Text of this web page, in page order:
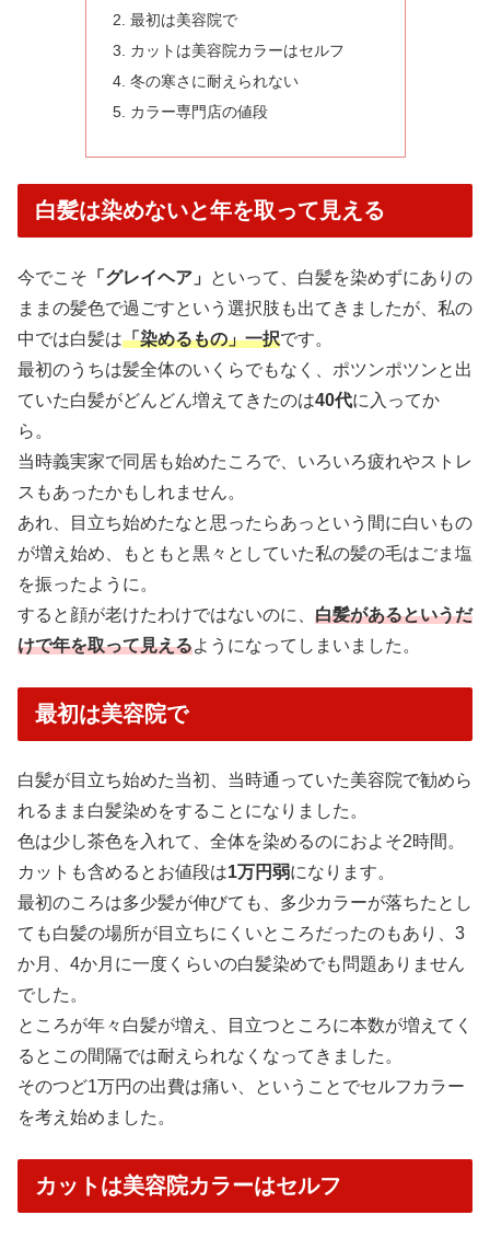
最初は美容院で
カットは美容院カラーはセルフ
冬の寒さに耐えられない
カラー専門店の値段
白髪は染めないと年を取って見える
今でこそ 「グレイヘア」
といって、白髪を染めずにありの
ままの髪色で過ごすという選択肢も出てきましたが、私の
中では白髪は「染めるもの」一択です。
最初のうちは髪全体のいくらでもなく、ポツンポツンと出
ていた白髪がどんどん増えてきたのは40代に入ってか
ら。
当時義実家で同居も始めたころで、いろいろ疲れやストレ
スもあったかもしれません。
あれ、目立ち始めたなと思ったらあっという間に白いもの
が増え始め、もともと黒々としていた私の髪の毛はごま塩
を振ったように。
すると顔が老けたわけではないのに、 白髪があるというだ
けで年を取って見えるようになってしまいました。
最初は美容院で
白髪が目立ち始めた当初、当時通っていた美容院で勧めら
れるまま白髪染めをすることになりました。
色は少し茶色を入れて、全体を染めるのにおよそ2時間。
カットも含めるとお値段は1万円弱になります。
最初のころは多少髪が伸びても、多少カラーが落ちたとし
ても白髪の場所が目立ちにくいところだったのもあり、3
か月、4か月に一度くらいの白髪染めでも問題ありません
でした。
ところが年々白髪が増え、目立つところに本数が増えてく
るとこの間隔では耐えられなくなってきました。
そのつど1万円の出費は痛い、ということでセルフカラー
を考え始めました。
カットは美容院カラーはセルフ